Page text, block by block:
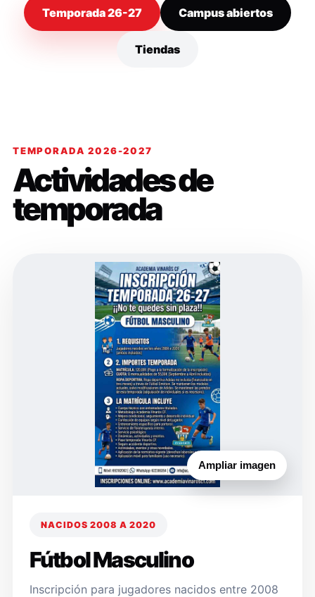
Temporada 26-27 Campus abiertos
Tiendas
TEMPORADA 2026-2027
Actividades de
temporada
Ampliar imagen
NACIDOS 2008 A 2020
Fútbol Masculino
Inscripción para jugadores nacidos entre 2008